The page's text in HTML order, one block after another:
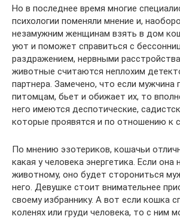
Но в последнее время многие
психологии поменяли мнение и,
незамужним женщинам взять в дом
уют и поможет справиться с
раздражением, нервными
животные считаются неплохим
партнера. Замечено, что если мужчина
питомцам, бьет и обижает их, то
него имеются деспотические,
которые проявятся и по отношению к
По мнению эзотериков, кошачьи
какая у человека энергетика. Если она
животному, оно будет сторониться
него. Девушке стоит внимательнее
своему избраннику. А вот если кошка
коленях или груди человека, то с ним